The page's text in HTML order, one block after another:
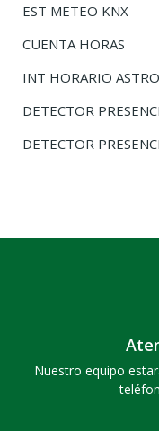
EST METEO KNX
CUENTA HORAS
INT HORARIO
DETECTOR
DETECTOR
Nuestro equipo